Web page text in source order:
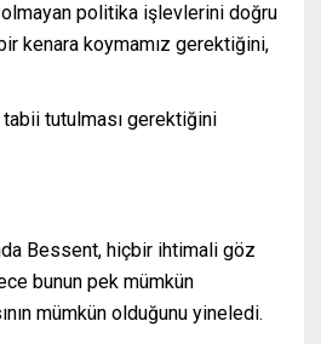
politika işlevlerini doğru
kenara koymamız gerektiğini,
tabii tutulması gerektiğini
Bessent, hiçbir ihtimali göz
bunun pek mümkün
mümkün olduğunu yineledi.